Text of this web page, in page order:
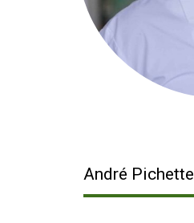
André Pichette